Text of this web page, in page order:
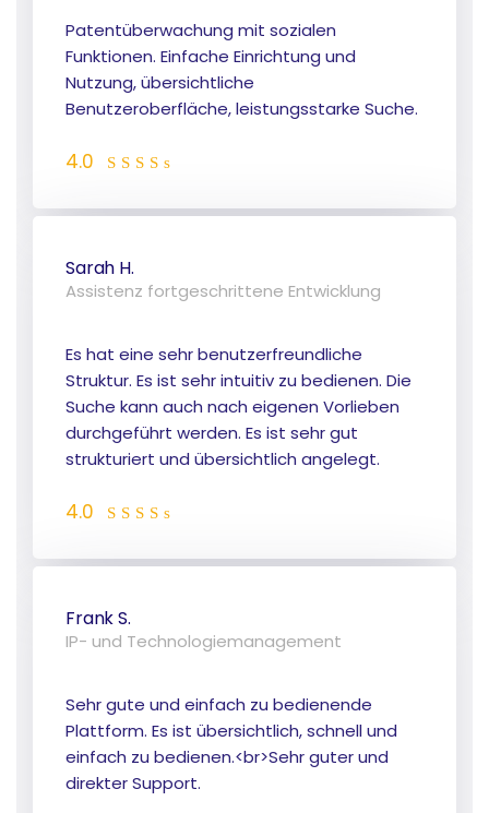
Patentüberwachung mit sozialen
Funktionen. Einfache Einrichtung und
Nutzung, übersichtliche
Benutzeroberfläche, leistungsstarke Suche.
4.0
Sarah H.
Assistenz fortgeschrittene Entwicklung
Es hat eine sehr benutzerfreundliche
Struktur. Es ist sehr intuitiv zu bedienen. Die
Suche kann auch nach eigenen Vorlieben
durchgeführt werden. Es ist sehr gut
strukturiert und übersichtlich angelegt.
4.0
Frank S.
IP- und Technologiemanagement
Sehr gute und einfach zu bedienende
Plattform. Es ist übersichtlich, schnell und
einfach zu bedienen.<br>Sehr guter und
direkter Support.